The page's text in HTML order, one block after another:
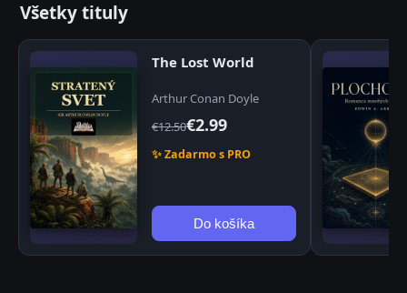
Všetky tituly
The Lost World
Arthur Conan Doyle
€12.50€2.99
✨ Zadarmo s PRO
Do košíka